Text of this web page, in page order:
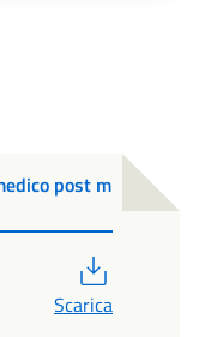
post m
Scarica